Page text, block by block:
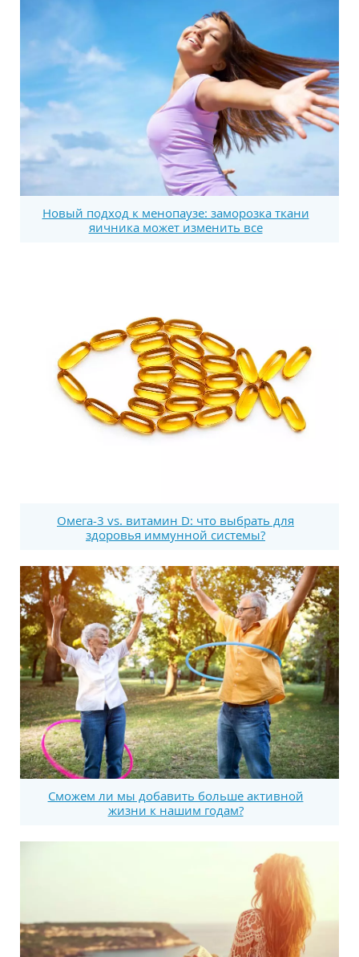
Новый подход к менопаузе: заморозка ткани
яичника может изменить все
Омега-3 vs. витамин D: что выбрать для
здоровья иммунной системы?
Сможем ли мы добавить больше активной
жизни к нашим годам?